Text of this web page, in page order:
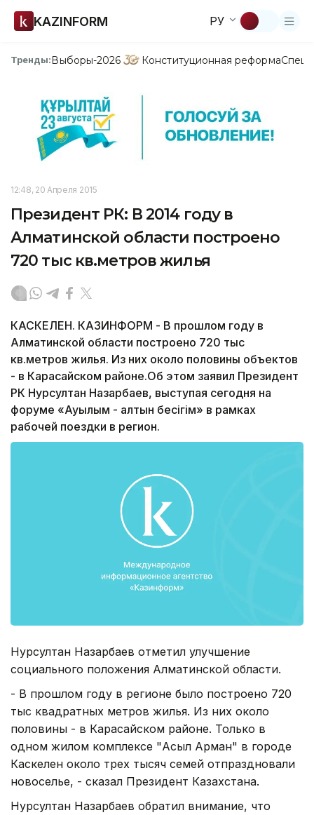
KAZINFORM РУ
Тренды:Выборы-2026 Конституционная реформа
12:48, 20 Апреля 2015
Президент РК: В 2014 году в
Алматинской области построено
720 тыс кв.метров жилья
КАСКЕЛЕН. КАЗИНФОРМ - В прошлом году в
Алматинской области построено 720 тыс
кв.метров жилья. Из них около половины объектов
- в Карасайском районе.Об этом заявил Президент
РК Нурсултан Назарбаев, выступая сегодня на
форуме «Ауылым - алтын бесігім» в рамках
рабочей поездки в регион.
Нурсултан Назарбаев отметил улучшение
социального положения Алматинской области.
- В прошлом году в регионе было построено 720
тыс квадратных метров жилья. Из них около
половины - в Карасайском районе. Только в
одном жилом комплексе "Асыл Арман" в городе
Каскелен около трех тысяч семей отпраздновали
новоселье, - сказал Президент Казахстана.
Нурсултан Назарбаев обратил внимание, что